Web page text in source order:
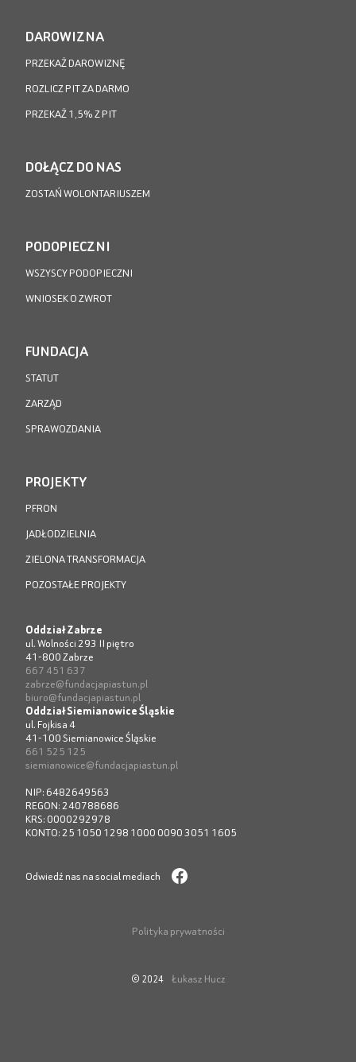
DAROWIZNA
PRZEKAŻ DAROWIZNĘ
ROZLICZ PIT ZA DARMO
PRZEKAŻ 1,5% Z PIT
DOŁĄCZ DO NAS
ZOSTAŃ WOLONTARIUSZEM
PODOPIECZNI
WSZYSCY PODOPIECZNI
WNIOSEK O ZWROT
FUNDACJA
STATUT
ZARZĄD
SPRAWOZDANIA
PROJEKTY
PFRON
JADŁODZIELNIA
ZIELONA TRANSFORMACJA
POZOSTAŁE PROJEKTY
Oddział Zabrze
ul. Wolności 293 II piętro
41-800 Zabrze
667 451 637
zabrze@fundacjapiastun.pl
biuro@fundacjapiastun.pl
Oddział Siemianowice Śląskie
ul. Fojkisa 4
41-100 Siemianowice Śląskie
661 525 125
siemianowice@fundacjapiastun.pl
NIP: 6482649563
REGON: 240788686
KRS: 0000292978
KONTO: 25 1050 1298 1000 0090 3051 1605
Odwiedź nas na social mediach
© 2024 Łukasz Hucz
Polityka prywatności